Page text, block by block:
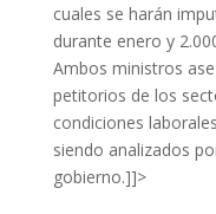
cuales se harán
durante enero y
Ambos ministros
petitorios de los
condiciones
siendo analizados
gobierno.]]>